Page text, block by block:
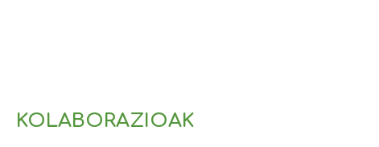
KOLABORAZIOAK